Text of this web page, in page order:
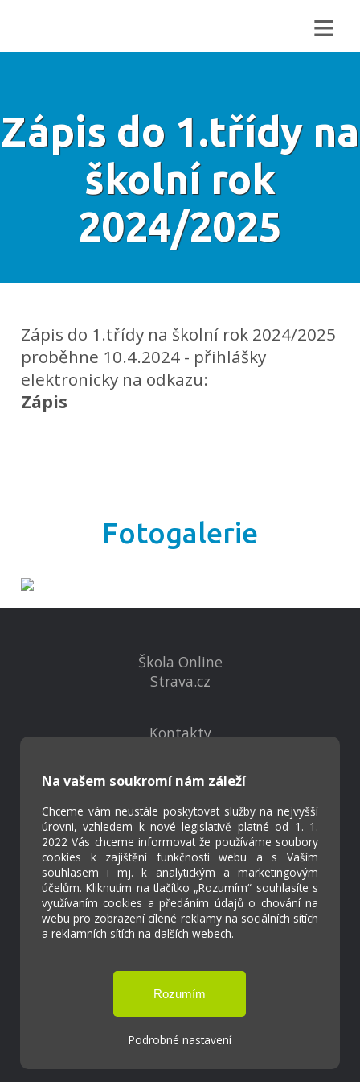
≡
Zápis do 1.třídy na
školní rok
2024/2025
Zápis do 1.třídy na školní rok 2024/2025
proběhne 10.4.2024 - přihlášky
elektronicky na odkazu:
Zápis
Fotogalerie
Na vašem soukromí nám záleží
Chceme vám neustále poskytovat služby na nejvyšší
úrovni, vzhledem k nové legislativě platné od 1. 1.
2022 Vás chceme informovat že používáme soubory
cookies k zajištění funkčnosti webu a s Vaším
souhlasem i mj. k analytickým a marketingovým
účelům. Kliknutím na tlačítko „Rozumím“ souhlasíte s
využívaním cookies a předáním údajů o chování na
webu pro zobrazení cílené reklamy na sociálních sítích
a reklamních sítích na dalších webech.
Podrobné nastavení
Škola Online
Strava.cz
Kontakty
Virtuální prohlídka
Cookies
Přístupnost
Přihlášení
Základní škola a Mateřská škola Ostrožská
Lhota
Tvorba webových stránek weboa.cz